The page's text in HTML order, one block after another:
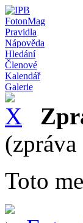
FotonMag
Pravidla
Nápověda
Hledání
Členové
Kalendář
Galerie
Toto